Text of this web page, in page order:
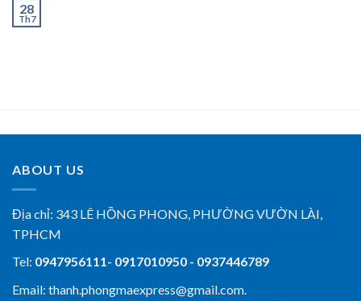
28
Th7
ABOUT US
Địa chỉ: 343 LÊ HỒNG PHONG, PHƯỜNG VƯỜN LÀI,
TPHCM
Tel: 0947956111- 0917010950 - 0937446789
Email: thanh.phongmaexpress@gmail.com.